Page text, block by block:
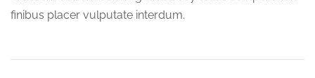
finibus placer vulputate interdum.